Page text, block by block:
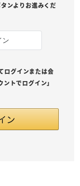
ンよりお進みくだ
グインまたは会
トでログイン」